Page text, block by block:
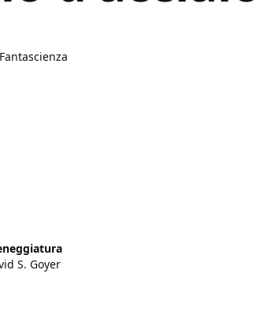
Fantascienza
S. Goyer